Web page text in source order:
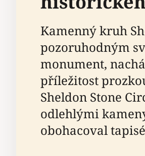
Kamenný kruh
pozoruhodným
monument,
příležitost
Sheldon Stone
odlehlými
obohacoval